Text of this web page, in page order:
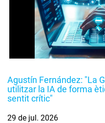
Agustín Fernández: "La
utilitzar la IA de forma
sentit crític"
29 de jul. 2026